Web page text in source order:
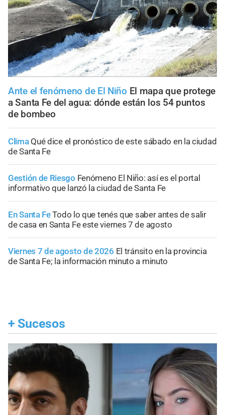
Ante el fenómeno de El Niño El mapa que protege
a Santa Fe del agua: dónde están los 54 puntos
de bombeo
Clima Qué dice el pronóstico de este sábado en la ciudad
de Santa Fe
Gestión de Riesgo Fenómeno El Niño: así es el portal
informativo que lanzó la ciudad de Santa Fe
En Santa FeTodo lo que tenés que saber antes de salir
de casa en Santa Fe este viernes 7 de agosto
Viernes 7 de agosto de 2026 El tránsito en la provincia
de Santa Fe; la información minuto a minuto
+ Sucesos